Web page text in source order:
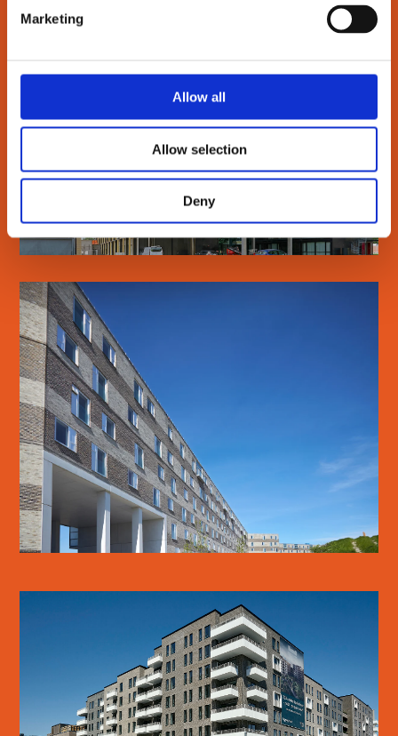
Marketing
Allow all
Allow selection
Deny
DTU BIOSUSTAIN
SE MERE
MARGRETHEHOLMEN
LÆS MERE
BASTIONEN